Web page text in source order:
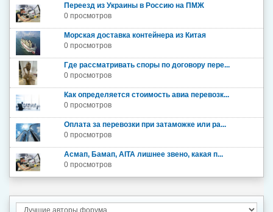
Переезд из Украины в Россию на ПМЖ
0 просмотров
Морская доставка контейнера из Китая
0 просмотров
Где рассматривать споры по договору пере...
0 просмотров
Как определяется стоимость авиа перевозк...
0 просмотров
Оплата за перевозки при затаможке или ра...
0 просмотров
Асмап, Бамап, AITA лишнее звено, какая п...
0 просмотров